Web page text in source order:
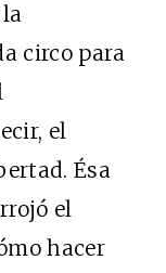
circo para
el
Ésa
el
hacer